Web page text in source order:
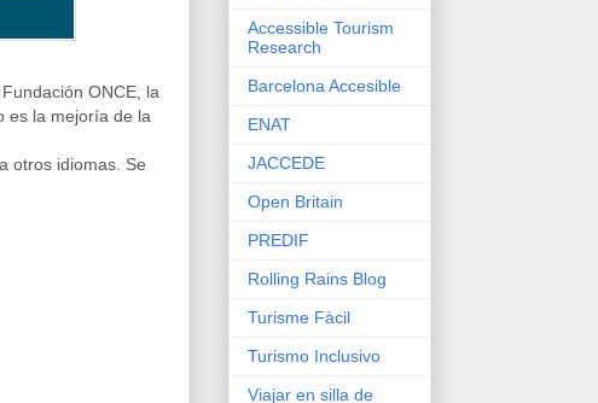
ONCE, la
es la mejoría de la
otros idiomas. Se
Accessible Tourism
Research
Barcelona Accesible
ENAT
JACCEDE
Open Britain
PREDIF
Rolling Rains Blog
Turisme Fàcil
Turismo Inclusivo
Viajar en silla de